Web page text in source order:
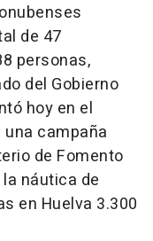
de 47
personas,
del Gobierno
hoy en el
campaña
de Fomento
náutica de
en Huelva 3.300